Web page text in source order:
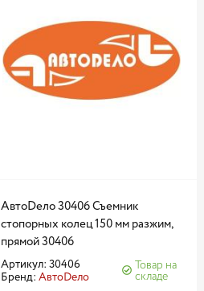
АвтоDело 30406 Съемник
стопорных колец 150 мм разжим,
прямой 30406
Артикул: 30406
Бренд: АвтоDело
Товар на
складе